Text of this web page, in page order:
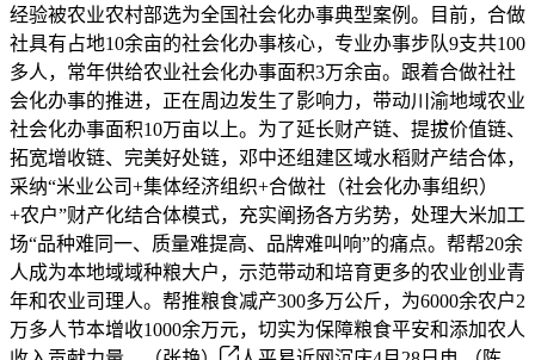
经验被农业农村部选为全国社会化办事典型案例。目前，合做
社具有占地10余亩的社会化办事核心，专业办事步队9支共100
多人，常年供给农业社会化办事面积3万余亩。跟着合做社社
会化办事的推进，正在周边发生了影响力，带动川渝地域农业
社会化办事面积10万亩以上。为了延长财产链、提拔价值链、
拓宽增收链、完美好处链，邓中还组建区域水稻财产结合体，
采纳“米业公司+集体经济组织+合做社（社会化办事组织）
+农户”财产化结合体模式，充实阐扬各方劣势，处理大米加工
场“品种难同一、质量难提高、品牌难叫响”的痛点。帮帮20余
人成为本地域域种粮大户，示范带动和培育更多的农业创业青
年和农业司理人。帮推粮食减产300多万公斤，为6000余农户2
万多人节本增收1000余万元，切实为保障粮食平安和添加农人